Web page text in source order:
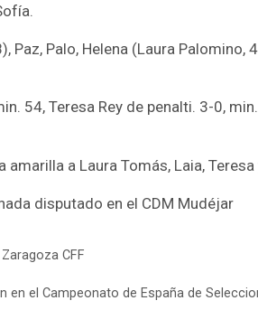
Paz, Palo, Helena (Laura
54, Teresa Rey de penalti. 3-0,
a Laura Tomás, Laia, Teresa
disputado en el CDM Mudéjar
Zaragoza CFF
en el Campeonato de España de